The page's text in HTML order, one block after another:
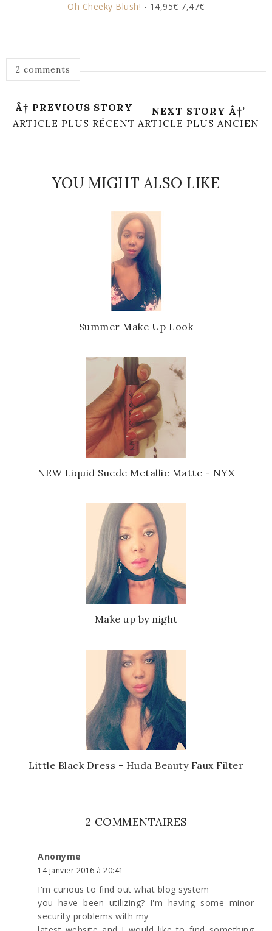
Oh Cheeky Blush! -14,95€7,47€
2 comments
Â† PREVIOUS STORY
ARTICLE PLUS RÉCENT
NEXT STORY Â†’
ARTICLE PLUS ANCIEN
YOU MIGHT ALSO LIKE
Summer Make Up Look
NEW Liquid Suede Metallic Matte - NYX
Make up by night
Little Black Dress - Huda Beauty Faux Filter
2 COMMENTAIRES
Anonyme
14 janvier 2016 à 20:41
I'm curious to find out what blog system
you have been utilizing? I'm having some minor
security problems with my